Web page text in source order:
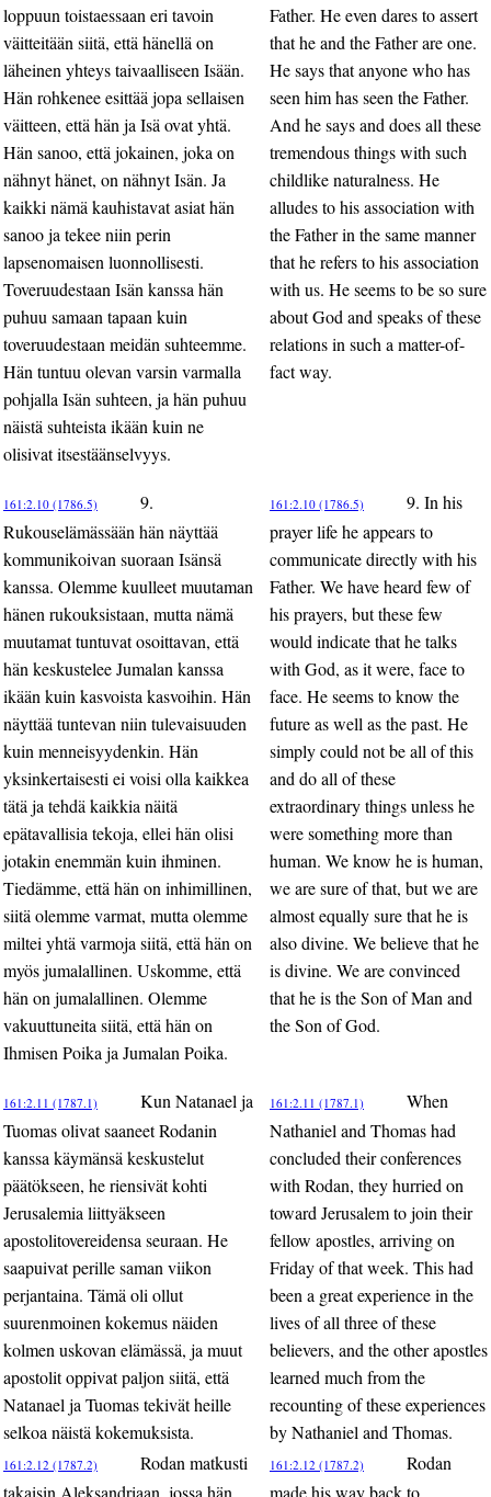
loppuun toistaessaan eri tavoin
väitteitään siitä, että hänellä on
läheinen yhteys taivaalliseen Isään.
Hän rohkenee esittää jopa sellaisen
väitteen, että hän ja Isä ovat yhtä.
Hän sanoo, että jokainen, joka on
nähnyt hänet, on nähnyt Isän. Ja
kaikki nämä kauhistavat asiat hän
sanoo ja tekee niin perin
lapsenomaisen luonnollisesti.
Toveruudestaan Isän kanssa hän
puhuu samaan tapaan kuin
toveruudestaan meidän suhteemme.
Hän tuntuu olevan varsin varmalla
pohjalla Isän suhteen, ja hän puhuu
näistä suhteista ikään kuin ne
olisivat itsestäänselvyys.
Father. He even dares to assert
that he and the Father are one.
He says that anyone who has
seen him has seen the Father.
And he says and does all these
tremendous things with such
childlike naturalness. He
alludes to his association with
the Father in the same manner
that he refers to his association
with us. He seems to be so sure
about God and speaks of these
relations in such a matter-of-
fact way.
161:2.10 (1786.5)
9.
Rukouselämässään hän näyttää
kommunikoivan suoraan Isänsä
kanssa. Olemme kuulleet muutaman
hänen rukouksistaan, mutta nämä
muutamat tuntuvat osoittavan, että
hän keskustelee Jumalan kanssa
ikään kuin kasvoista kasvoihin. Hän
näyttää tuntevan niin tulevaisuuden
kuin menneisyydenkin. Hän
yksinkertaisesti ei voisi olla kaikkea
tätä ja tehdä kaikkia näitä
epätavallisia tekoja, ellei hän olisi
jotakin enemmän kuin ihminen.
Tiedämme, että hän on inhimillinen,
siitä olemme varmat, mutta olemme
miltei yhtä varmoja siitä, että hän on
myös jumalallinen. Uskomme, että
hän on jumalallinen. Olemme
vakuuttuneita siitä, että hän on
Ihmisen Poika ja Jumalan Poika.
161:2.10 (1786.5)
9. In his
prayer life he appears to
communicate directly with his
Father. We have heard few of
his prayers, but these few
would indicate that he talks
with God, as it were, face to
face. He seems to know the
future as well as the past. He
simply could not be all of this
and do all of these
extraordinary things unless he
were something more than
human. We know he is human,
we are sure of that, but we are
almost equally sure that he is
also divine. We believe that he
is divine. We are convinced
that he is the Son of Man and
the Son of God.
161:2.11 (1787.1)
Kun Natanael ja
Tuomas olivat saaneet Rodanin
kanssa käymänsä keskustelut
päätökseen, he riensivät kohti
Jerusalemia liittyäkseen
apostolitovereidensa seuraan. He
saapuivat perille saman viikon
perjantaina. Tämä oli ollut
suurenmoinen kokemus näiden
kolmen uskovan elämässä, ja muut
apostolit oppivat paljon siitä, että
Natanael ja Tuomas tekivät heille
selkoa näistä kokemuksista.
161:2.11 (1787.1)
When
Nathaniel and Thomas had
concluded their conferences
with Rodan, they hurried on
toward Jerusalem to join their
fellow apostles, arriving on
Friday of that week. This had
been a great experience in the
lives of all three of these
believers, and the other apostles
learned much from the
recounting of these experiences
by Nathaniel and Thomas.
161:2.12 (1787.2)
Rodan matkusti
takaisin Aleksandriaan, jossa hän
161:2.12 (1787.2)
Rodan
made his way back to